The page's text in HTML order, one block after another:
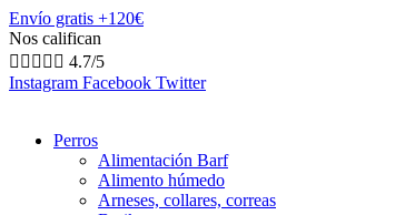
Envío gratis +120€
Nos califican
     4.7/5
Instagram Facebook Twitter
Perros
Alimentación Barf
Alimento húmedo
Arneses, collares, correas